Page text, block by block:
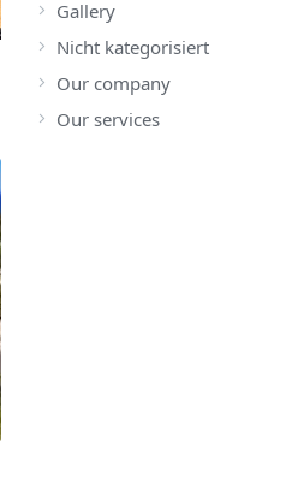
Gallery
Nicht kategorisiert
Our company
Our services